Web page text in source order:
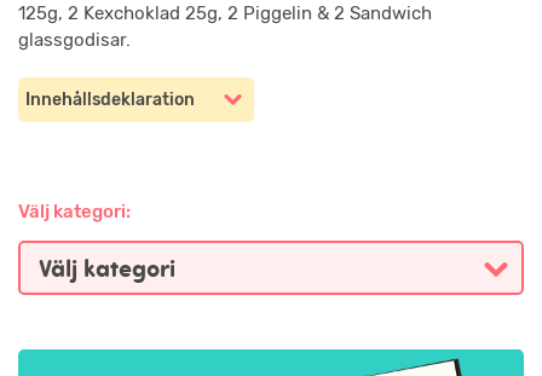
125g, 2 Kexchoklad 25g, 2 Piggelin & 2 Sandwich
glassgodisar.
Innehållsdeklaration
Välj kategori: